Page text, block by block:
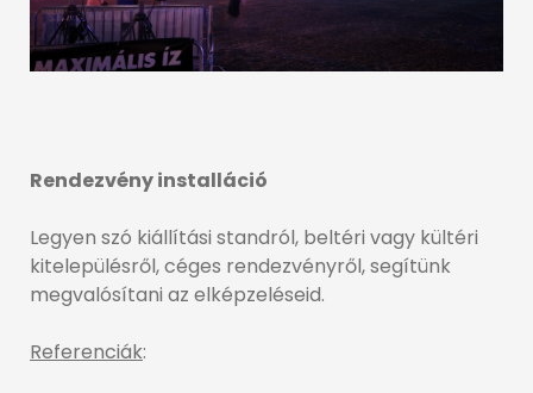
Rendezvény installáció
Legyen szó kiállítási standról, beltéri vagy kültéri
kitelepülésről, céges rendezvényről, segítünk
megvalósítani az elképzeléseid.
Referenciák: